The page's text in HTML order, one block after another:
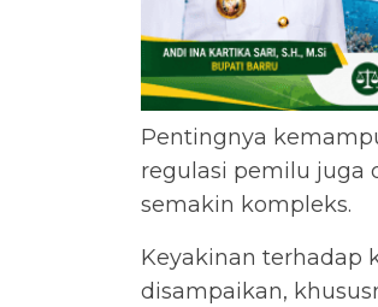
Pentingnya
regulasi pemilu juga
semakin kompleks.
Keyakinan terhadap
disampaikan,